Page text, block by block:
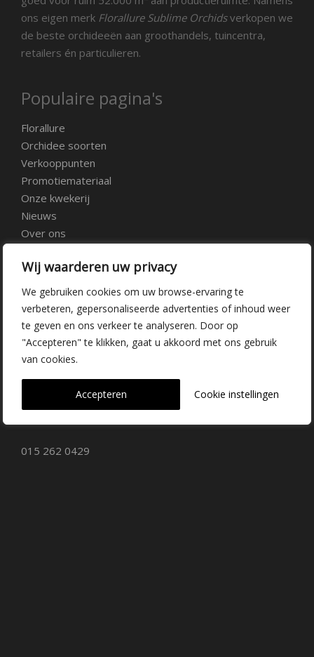
Wij waarderen uw privacy
We gebruiken cookies om uw browse-ervaring te
verbeteren, gepersonaliseerde advertenties of inhoud weer
te geven en ons verkeer te analyseren. Door op
"Accepteren" te klikken, gaat u akkoord met ons gebruik
van cookies.
Cookie instellingen
Accepteren
ons eigen merk Florallure Sublime Orchidsverkopen we
de beste orchideeën aan groothandels, tuincentra,
retailers én particulieren.
Populaire pagina's
Florallure
Orchidee soorten
Verkooppunten
Promotiemateriaal
Onze kwekerij
Nieuws
Over ons
Vacatures
Contact
Kwekerij Delfgauw
Vrederustlaan 10
2645 AW Delfgauw
015 262 0429